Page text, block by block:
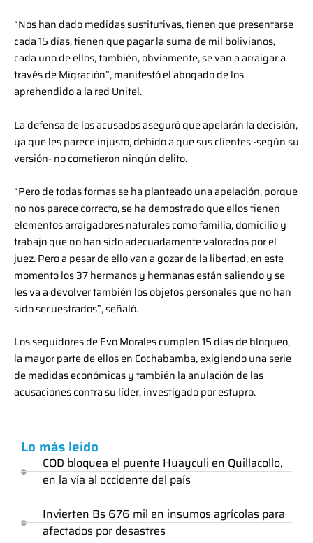
“Nos han dado medidas sustitutivas, tienen que presentarse
cada 15 días, tienen que pagar la suma de mil bolivianos,
cada uno de ellos, también, obviamente, se van a arraigar a
través de Migración”, manifestó el abogado de los
aprehendido a la red Unitel.
La defensa de los acusados aseguró que apelarán la decisión,
ya que les parece injusto, debido a que sus clientes -según su
versión- no cometieron ningún delito.
“Pero de todas formas se ha planteado una apelación, porque
no nos parece correcto, se ha demostrado que ellos tienen
elementos arraigadores naturales como familia, domicilio y
trabajo que no han sido adecuadamente valorados por el
juez. Pero a pesar de ello van a gozar de la libertad, en este
momento los 37 hermanos y hermanas están saliendo y se
les va a devolver también los objetos personales que no han
sido secuestrados”, señaló.
Los seguidores de Evo Morales cumplen 15 días de bloqueo,
la mayor parte de ellos en Cochabamba, exigiendo una serie
de medidas económicas y también la anulación de las
acusaciones contra su líder, investigado por estupro.
Lo más leido
COD bloquea el puente Huayculi en Quillacollo,
en la vía al occidente del país
Invierten Bs 676 mil en insumos agrícolas para
afectados por desastres